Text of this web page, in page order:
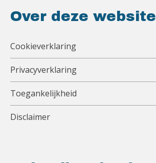
Over deze website
Cookieverklaring
Privacyverklaring
Toegankelijkheid
Disclaimer